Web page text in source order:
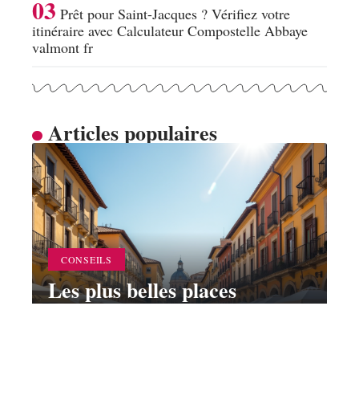
Prêt pour Saint-Jacques ? Vérifiez votre
itinéraire avec Calculateur Compostelle Abbaye
valmont fr
Articles populaires
CONSEILS
Les plus belles places
d’Europe à visiter